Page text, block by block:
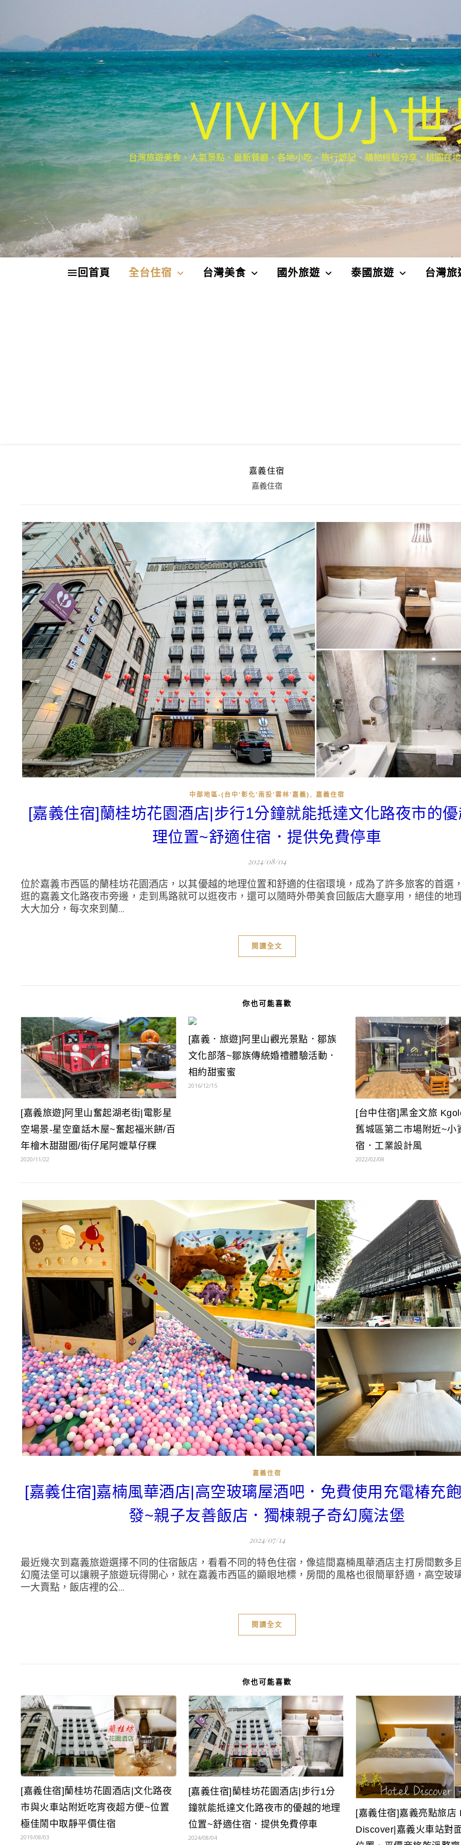
VIVIYU小
台灣旅遊美食、人氣景點、最新餐廳、各地小吃、旅行遊記、購物經驗分享．桃園在
回首頁 全台住宿 台灣美食 國外旅遊 泰國旅遊 台灣旅
嘉義住宿
嘉義住宿
中部地區-(台中'彰化'南投'雲林'嘉義) , 嘉義住宿
[嘉義住宿]蘭桂坊花園酒店|步行1分鐘就能抵達文化路夜市的
理位置~舒適住宿．提供免費停車
2024/08/04
位於嘉義市西區的蘭桂坊花園酒店，以其優越的地理位置和舒適的住宿環境，成為了許多旅客的首選
逛的嘉義文化路夜市旁邊，走到馬路就可以逛夜市，還可以隨時外帶美食回飯店大廳享用，絕佳的地
大大加分，每次來到蘭...
閱讀全文
你也可能喜歡
[嘉義旅遊]阿里山奮起湖老街|電影星
空場景-星空童話木屋~奮起福米餅/百
年檜木甜甜圈/街仔尾阿嬤草仔粿
2020/11/22
[嘉義．旅遊]阿里山觀光景點．鄒族
文化部落~鄒族傳統婚禮體驗活動．
相約甜蜜蜜
2016/12/15
[台中住宿]黑金文旅
舊城區第二市場附近~小
宿．工業設計風
2022/02/08
嘉義住宿
[嘉義住宿]嘉楠風華酒店|高空玻璃屋酒吧．免費使用充電椿充
發~親子友善飯店．獨棟親子奇幻魔法堡
2024/07/14
最近幾次到嘉義旅遊選擇不同的住宿飯店，看看不同的特色住宿，像這間嘉楠風華酒店主打房間數多
幻魔法堡可以讓親子旅遊玩得開心，就在嘉義市西區的顯眼地標，房間的風格也很簡單舒適，高空玻
一大賣點，飯店裡的公...
閱讀全文
你也可能喜歡
[嘉義住宿]蘭桂坊花園酒店|文化路夜
市與火車站附近吃宵夜超方便~位置
極佳鬧中取靜平價住宿
2019/08/03
[嘉義住宿]蘭桂坊花園酒店|步行1分
鐘就能抵達文化路夜市的優越的地理
位置~舒適住宿．提供免費停車
2024/08/04
[嘉義住宿]嘉義亮點旅店
Discover|嘉義火車站對